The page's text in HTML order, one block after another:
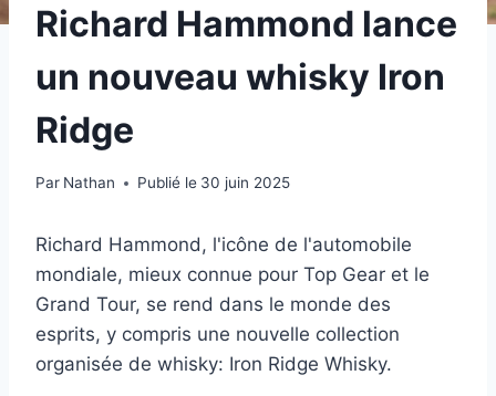
Richard Hammond lance
un nouveau whisky Iron
Ridge
Par Nathan Publié le 30 juin 2025
Richard Hammond, l'icône de l'automobile
mondiale, mieux connue pour Top Gear et le
Grand Tour, se rend dans le monde des
esprits, y compris une nouvelle collection
organisée de whisky: Iron Ridge Whisky.